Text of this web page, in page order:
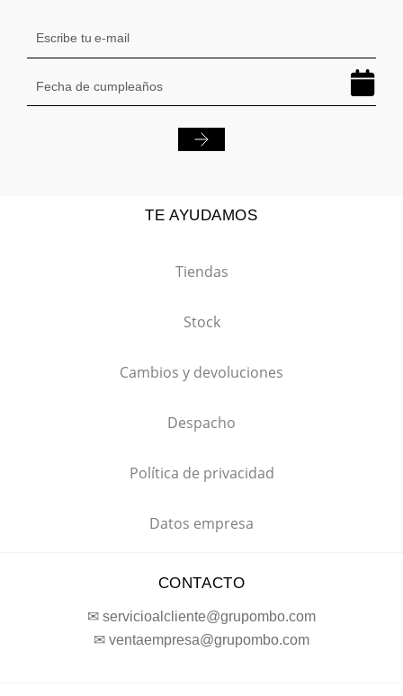
TE AYUDAMOS
Tiendas
Stock
Cambios y devoluciones
Despacho
Política de privacidad
Datos empresa
CONTACTO
✉ servicioalcliente@grupombo.com
✉ ventaempresa@grupombo.com